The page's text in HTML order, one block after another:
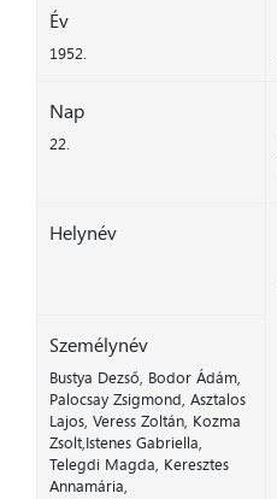
Év
1952.
Nap
22.
Helynév
Személynév
Bustya Dezső, Bodor Ádám,
Palocsay Zsigmond, Asztalos
Lajos, Veress Zoltán, Kozma
Zsolt,Istenes Gabriella,
Telegdi Magda, Keresztes
Annamária,